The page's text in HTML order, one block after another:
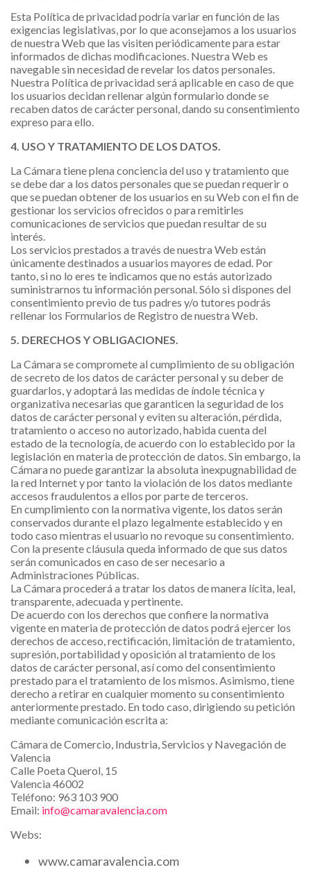
Esta Política de privacidad podría variar en función de las
exigencias legislativas, por lo que aconsejamos a los usuarios
de nuestra Web que las visiten periódicamente para estar
informados de dichas modificaciones. Nuestra Web es
navegable sin necesidad de revelar los datos personales.
Nuestra Política de privacidad será aplicable en caso de que
los usuarios decidan rellenar algún formulario donde se
recaben datos de carácter personal, dando su consentimiento
expreso para ello.
4. USO Y TRATAMIENTO DE LOS DATOS.
La Cámara tiene plena conciencia del uso y tratamiento que
se debe dar a los datos personales que se puedan requerir o
que se puedan obtener de los usuarios en su Web con el fin de
gestionar los servicios ofrecidos o para remitirles
comunicaciones de servicios que puedan resultar de su
interés.
Los servicios prestados a través de nuestra Web están
únicamente destinados a usuarios mayores de edad. Por
tanto, si no lo eres te indicamos que no estás autorizado
suministrarnos tu información personal. Sólo si dispones del
consentimiento previo de tus padres y/o tutores podrás
rellenar los Formularios de Registro de nuestra Web.
5. DERECHOS Y OBLIGACIONES.
La Cámara se compromete al cumplimiento de su obligación
de secreto de los datos de carácter personal y su deber de
guardarlos, y adoptará las medidas de índole técnica y
organizativa necesarias que garanticen la seguridad de los
datos de carácter personal y eviten su alteración, pérdida,
tratamiento o acceso no autorizado, habida cuenta del
estado de la tecnología, de acuerdo con lo establecido por la
legislación en materia de protección de datos. Sin embargo, la
Cámara no puede garantizar la absoluta inexpugnabilidad de
la red Internet y por tanto la violación de los datos mediante
accesos fraudulentos a ellos por parte de terceros.
En cumplimiento con la normativa vigente, los datos serán
conservados durante el plazo legalmente establecido y en
todo caso mientras el usuario no revoque su consentimiento.
Con la presente cláusula queda informado de que sus datos
serán comunicados en caso de ser necesario a
Administraciones Públicas.
La Cámara procederá a tratar los datos de manera lícita, leal,
transparente, adecuada y pertinente.
De acuerdo con los derechos que confiere la normativa
vigente en materia de protección de datos podrá ejercer los
derechos de acceso, rectificación, limitación de tratamiento,
supresión, portabilidad y oposición al tratamiento de los
datos de carácter personal, así como del consentimiento
prestado para el tratamiento de los mismos. Asimismo, tiene
derecho a retirar en cualquier momento su consentimiento
anteriormente prestado. En todo caso, dirigiendo su petición
mediante comunicación escrita a:
Cámara de Comercio, Industria, Servicios y Navegación de
Valencia
Calle Poeta Querol, 15
Valencia 46002
Teléfono: 963 103 900
Email: info@camaravalencia.com
Webs:
www.camaravalencia.com